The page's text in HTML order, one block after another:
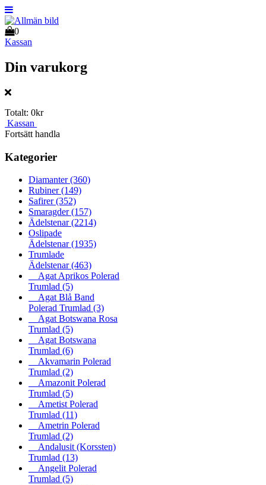
0
Kassan
Din varukorg
Totalt: 0kr
Kassan
Fortsätt handla
Kategorier
Diamanter(360)
Rubiner(149)
Safirer(352)
Smaragder(157)
Ädelstenar(2214)
Oslipade
Ädelstenar(1935)
Trumlade
Ädelstenar(463)
Agat Aprikos Polerad
Trumlad (5)
Agat Blå Band
Polerad Trumlad (3)
Agat Botswana Rosa
Trumlad (5)
Agat Botswana
Trumlad (6)
Akvamarin Polerad
Trumlad (2)
Amazonit Polerad
Trumlad (5)
Ametist Polerad
Trumlad (11)
Ametrin Polerad
Trumlad (2)
Andalusit (Korssten)
Trumlad (13)
Angelit Polerad
Trumlad (5)